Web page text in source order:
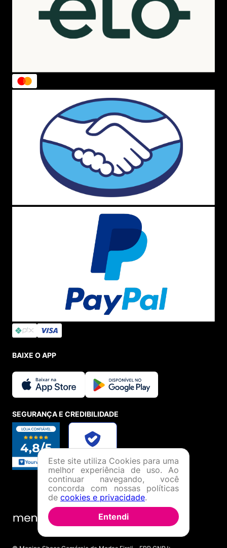
BAIXE O APP
SEGURANÇA E CREDIBILIDADE
Este site utiliza Cookies para uma
melhor experiência de uso. Ao
continuar navegando, você
concorda com nossas políticas
de cookies e privacidade.
Entendi